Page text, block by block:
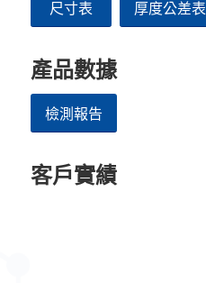
尺寸表 厚度公差表
產品數據
檢測報告
客戶實績